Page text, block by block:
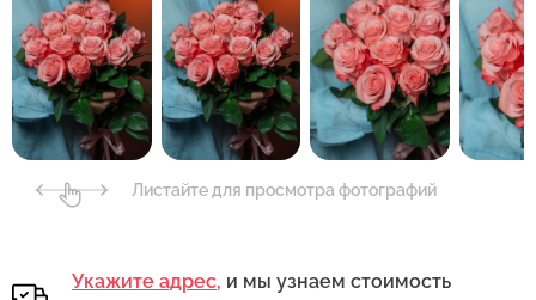
Листайте для просмотра фотографий
Укажите адрес, и мы узнаем стоимость